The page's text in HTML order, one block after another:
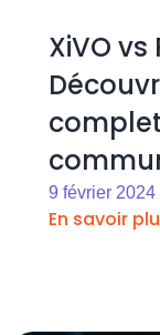
XiVO
9 février 2024
En savoir